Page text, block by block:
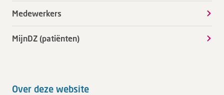
Medewerkers
MijnDZ (patiënten)
Over deze website